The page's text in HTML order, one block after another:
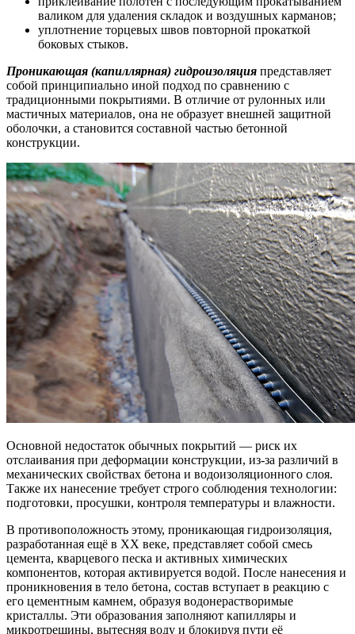
валиком для удаления складок и воздушных карманов;
уплотнение торцевых швов повторной прокаткой
боковых стыков.
Проникающая (капиллярная) гидроизоляция представляет
собой принципиально иной подход по сравнению с
традиционными покрытиями. В отличие от рулонных или
мастичных материалов, она не образует внешней защитной
оболочки, а становится составной частью бетонной
конструкции.
Основной недостаток обычных покрытий — риск их
отслаивания при деформации конструкции, из-за различий в
механических свойствах бетона и водоизоляционного слоя.
Также их нанесение требует строго соблюдения технологии:
подготовки, просушки, контроля температуры и влажности.
В противоположность этому, проникающая гидроизоляция,
разработанная ещё в XX веке, представляет собой смесь
цемента, кварцевого песка и активных химических
компонентов, которая активируется водой. После нанесения и
проникновения в тело бетона, состав вступает в реакцию с
его цементным камнем, образуя водонерастворимые
кристаллы. Эти образования заполняют капилляры и
микротрещины, вытесняя воду и блокируя пути её